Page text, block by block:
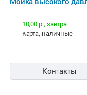
Мойка высокого
10,00 р., завтра
карта, наличные
Контакты